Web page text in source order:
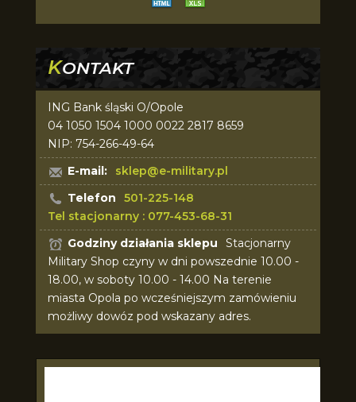
KONTAKT
ING Bank śląski O/Opole
04 1050 1504 1000 0022 2817 8659
NIP: 754-266-49-64
E-mail:
sklep@e-military.pl
Telefon
501-225-148
Tel stacjonarny : 077-453-68-31
Godziny działania sklepu
Stacjonarny
Military Shop czyny w dni powszednie 10.00 -
18.00, w soboty 10.00 - 14.00 Na terenie
miasta Opola po wcześniejszym zamówieniu
możliwy dowóz pod wskazany adres.